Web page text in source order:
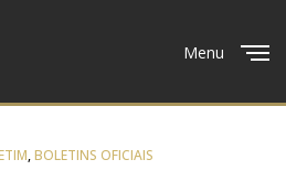
Menu
,BOLETINS OFICIAIS